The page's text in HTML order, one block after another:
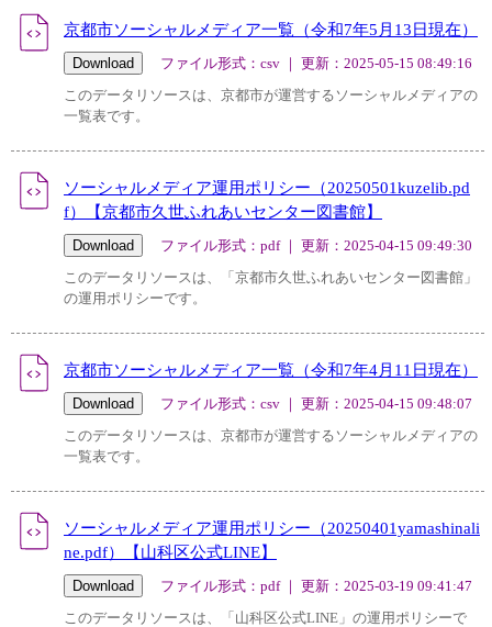
京都市ソーシャルメディア一覧（令和7年5月13日現在）
ファイル形式：csv ｜ 更新：2025-05-15 08:49:16
このデータリソースは、京都市が運営するソーシャルメディアの
一覧表です。
ソーシャルメディア運用ポリシー（20250501kuzelib.pd
f）【京都市久世ふれあいセンター図書館】
ファイル形式：pdf ｜ 更新：2025-04-15 09:49:30
このデータリソースは、「京都市久世ふれあいセンター図書館」
の運用ポリシーです。
京都市ソーシャルメディア一覧（令和7年4月11日現在）
ファイル形式：csv ｜ 更新：2025-04-15 09:48:07
このデータリソースは、京都市が運営するソーシャルメディアの
一覧表です。
ソーシャルメディア運用ポリシー（20250401yamashinali
ne.pdf）【山科区公式LINE】
ファイル形式：pdf ｜ 更新：2025-03-19 09:41:47
このデータリソースは、「山科区公式LINE」の運用ポリシーで